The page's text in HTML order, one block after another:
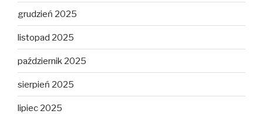
grudzień 2025
listopad 2025
październik 2025
sierpień 2025
lipiec 2025